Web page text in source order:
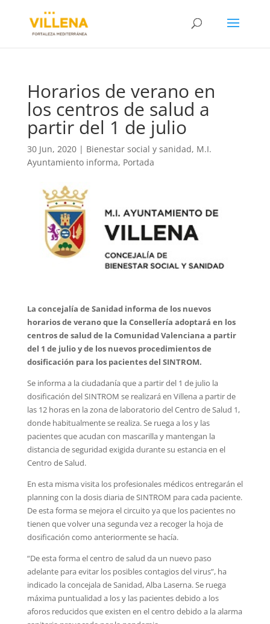
Horarios de verano en
los centros de salud a
partir del 1 de julio
30 Jun, 2020| Bienestar social y sanidad, M.I.
Ayuntamiento informa, Portada
La concejalía de Sanidad informa de los nuevos
horarios de verano que la Consellería adoptará en los
centros de salud de la Comunidad Valenciana a partir
del 1 de julio y de los nuevos procedimientos de
dosificación para los pacientes del SINTROM.
Se informa a la ciudadanía que a partir del 1 de julio la
dosificación del SINTROM se realizará en Villena a partir de
las 12 horas en la zona de laboratorio del Centro de Salud 1,
donde habitualmente se realiza. Se ruega a los y las
pacientes que acudan con mascarilla y mantengan la
distancia de seguridad exigida durante su estancia en el
Centro de Salud.
En esta misma visita los profesionales médicos entregarán el
planning con la dosis diaria de SINTROM para cada paciente.
De esta forma se mejora el circuito ya que los pacientes no
tienen que volver una segunda vez a recoger la hoja de
dosificación como anteriormente se hacía.
“De esta forma el centro de salud da un nuevo paso
adelante para evitar los posibles contagios del virus”, ha
indicado la concejala de Sanidad, Alba Laserna. Se ruega
máxima puntualidad a los y las pacientes debido a los
aforos reducidos que existen en el centro debido a la alarma